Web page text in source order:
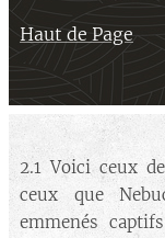
Haut de Page
2.1 Voici ceux
ceux que
emmenés